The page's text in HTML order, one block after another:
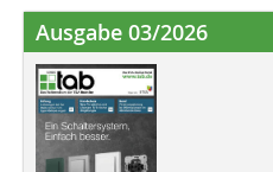
Ausgabe 03/2026